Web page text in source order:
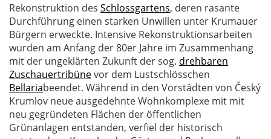
Rekonstruktion des Schlossgartens, deren rasante
Durchführung einen starken Unwillen unter Krumauer
Bürgern erweckte. Intensive Rekonstruktionsarbeiten
wurden am Anfang der 80er Jahre im Zusammenhang
mit der ungeklärten Zukunft der sog. drehbaren
Zuschauertribünevor dem Lustschlösschen
Bellariabeendet. Während in den Vorstädten von Český
Krumlov neue ausgedehnte Wohnkomplexe mit mit
neu gegründeten Flächen der öffentlichen
Grünanlagen entstanden, verfiel der historisch